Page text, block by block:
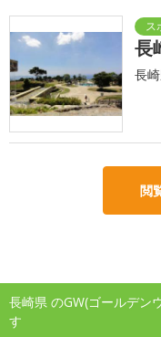
長
長
閲
長崎県 のGW(ゴールデン
す